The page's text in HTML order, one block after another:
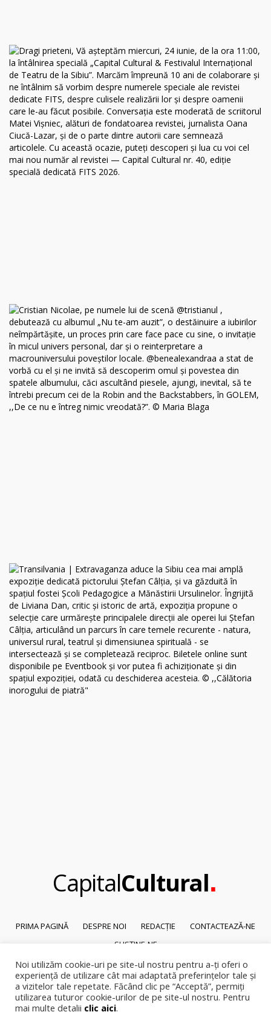
CapitalCultural.
PRIMA PAGINĂ DESPRE NOI REDACȚIE
CONTACTEAZĂ-NE
SUSȚINE-NE
© 2026Capital Cultural
Reproducerea integrală sau parțială a textelor sau a ilustrațiilor din orice
pagină a site-ului este posibilă numai cu acordul prealabil scris al Capital
Noi utilizăm cookie-uri pe site-ul nostru pentru a-ți oferi o
experiență de utilizare cât mai adaptată preferințelor tale și
a vizitelor tale repetate. Făcând clic pe “Acceptă”, permiți
utilizarea tuturor cookie-urilor de pe site-ul nostru. Pentru
mai multe detalii clic aici.